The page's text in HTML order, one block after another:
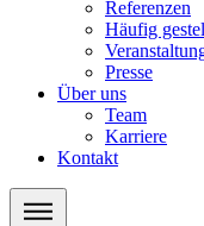
Referenzen
Häufig
Presse
Über uns
Team
Karriere
Kontakt